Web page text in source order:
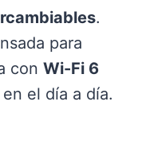
.
para
conWi-Fi 6
el día a día.